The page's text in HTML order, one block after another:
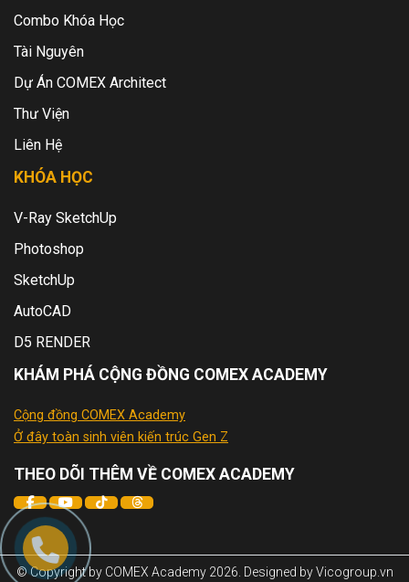
Combo Khóa Học
Tài Nguyên
Dự Án COMEX Architect
Thư Viện
Liên Hệ
KHÓA HỌC
V-Ray SketchUp
Photoshop
SketchUp
AutoCAD
D5 RENDER
KHÁM PHÁ CỘNG ĐỒNG COMEX ACADEMY
Cộng đồng COMEX Academy
Ở đây toàn sinh viên kiến trúc Gen Z
THEO DÕI THÊM VỀ COMEX ACADEMY
© Copyright by COMEX Academy 2026. Designed by Vicogroup.vn